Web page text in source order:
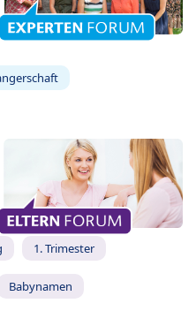
1. Trimester
Babynamen